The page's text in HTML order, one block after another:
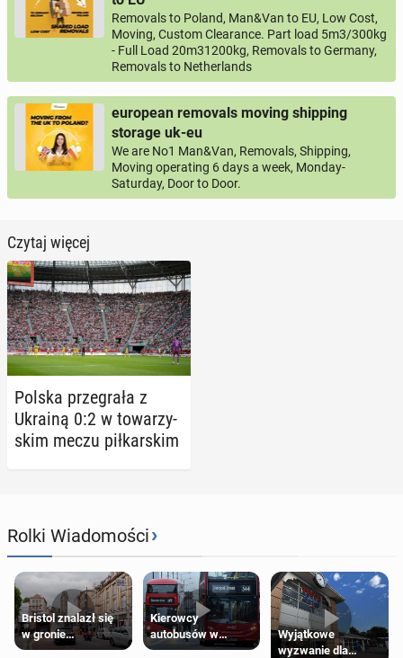
Removals to Poland, Man&Van to EU, Low Cost,
Moving, Custom Clearance. Part load 5m3/300kg
- Full Load 20m31200kg, Removals to Germany,
Removals to Netherlands
european removals moving shipping
storage uk-eu
We are No1 Man&Van, Removals, Shipping,
Moving operating 6 days a week, Monday-
Saturday, Door to Door.
Czytaj więcej
Polska prze­gra­ła z
Ukrainą 0:2 w to­wa­rzy­
skim meczu pił­kar­skim
Rolki Wiadomości›
Bristol znalazł się
w gronie
najlepszych
Kierowcy
autobusów w
Londynie
Wyjątkowe
wyzwanie dla